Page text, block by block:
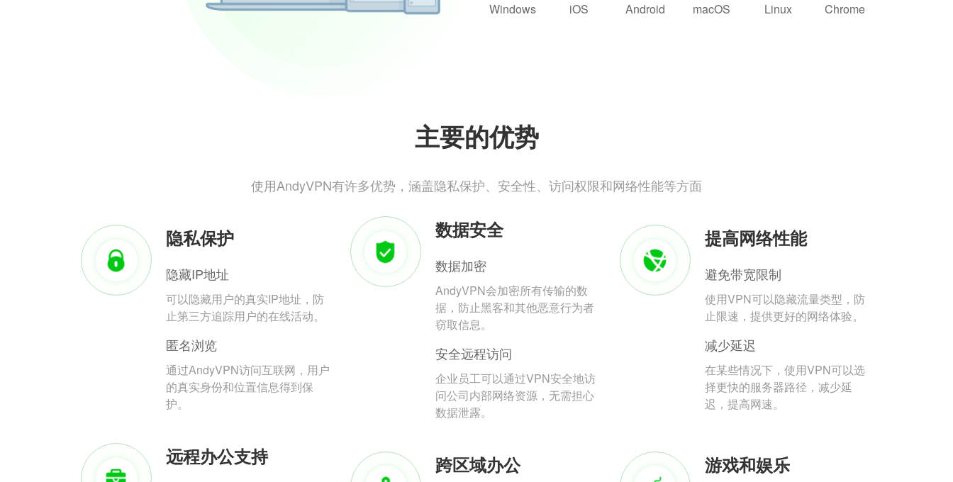
Windows iOS Android macOS Linux Chrome
主要的优势
使用AndyVPN有许多优势，涵盖隐私保护、安全性、访问权限和网络性能等方面
隐私保护
隐藏IP地址
可以隐藏用户的真实IP地址，防
止第三方追踪用户的在线活动。
匿名浏览
通过AndyVPN访问互联网，用户
的真实身份和位置信息得到保
护。
数据安全
数据加密
AndyVPN会加密所有传输的数
据，防止黑客和其他恶意行为者
窃取信息。
安全远程访问
企业员工可以通过VPN安全地访
问公司内部网络资源，无需担心
数据泄露。
提高网络性能
避免带宽限制
使用VPN可以隐藏流量类型，防
止限速，提供更好的网络体验。
减少延迟
在某些情况下，使用VPN可以选
择更快的服务器路径，减少延
迟，提高网速。
远程办公支持 跨区域办公 游戏和娱乐